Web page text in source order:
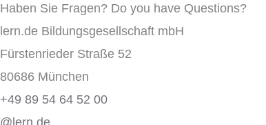
Haben Sie Fragen? Do you have Questions?
lern.de Bildungsgesellschaft mbH
Fürstenrieder Straße 52
80686 München
+49 89 54 64 52 00